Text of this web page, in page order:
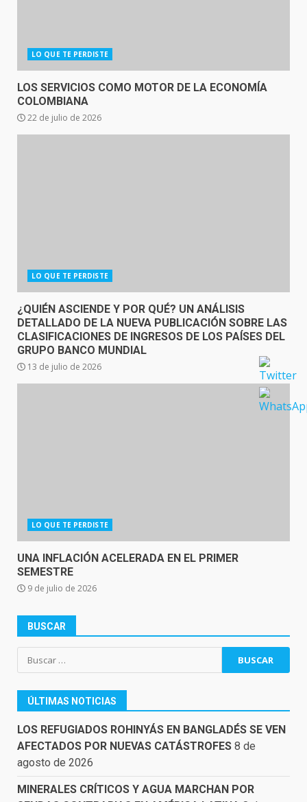
LO QUE TE PERDISTE
LOS SERVICIOS COMO MOTOR DE LA ECONOMÍA
COLOMBIANA
22 de julio de 2026
LO QUE TE PERDISTE
¿QUIÉN ASCIENDE Y POR QUÉ? UN ANÁLISIS
DETALLADO DE LA NUEVA PUBLICACIÓN SOBRE LAS
CLASIFICACIONES DE INGRESOS DE LOS PAÍSES DEL
GRUPO BANCO MUNDIAL
13 de julio de 2026
LO QUE TE PERDISTE
UNA INFLACIÓN ACELERADA EN EL PRIMER
SEMESTRE
9 de julio de 2026
BUSCAR
Buscar:
ÚLTIMAS NOTICIAS
LOS REFUGIADOS ROHINYÁS EN BANGLADÉS SE VEN
AFECTADOS POR NUEVAS CATÁSTROFES 8 de
agosto de 2026
MINERALES CRÍTICOS Y AGUA MARCHAN POR